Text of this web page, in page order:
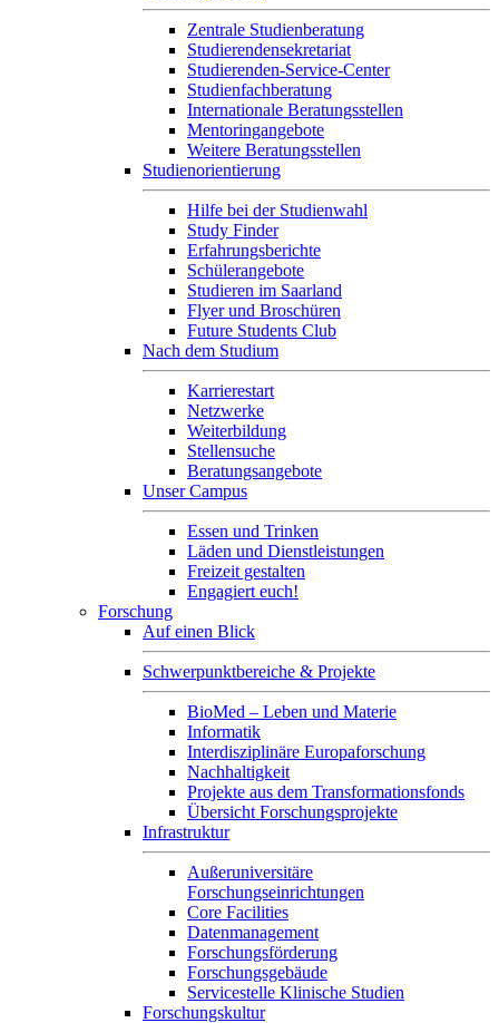
Zentrale Studienberatung
Studierendensekretariat
Studierenden-Service-Center
Studienfachberatung
Internationale Beratungsstellen
Mentoringangebote
Weitere Beratungsstellen
Studienorientierung
Hilfe bei der Studienwahl
Study Finder
Erfahrungsberichte
Schülerangebote
Studieren im Saarland
Flyer und Broschüren
Future Students Club
Nach dem Studium
Karrierestart
Netzwerke
Weiterbildung
Stellensuche
Beratungsangebote
Unser Campus
Essen und Trinken
Läden und Dienstleistungen
Freizeit gestalten
Engagiert euch!
Forschung
Auf einen Blick
Schwerpunktbereiche & Projekte
BioMed – Leben und Materie
Informatik
Interdisziplinäre Europaforschung
Nachhaltigkeit
Projekte aus dem Transformationsfonds
Übersicht Forschungsprojekte
Infrastruktur
Außeruniversitäre
Forschungseinrichtungen
Core Facilities
Datenmanagement
Forschungsförderung
Forschungsgebäude
Servicestelle Klinische Studien
Forschungskultur